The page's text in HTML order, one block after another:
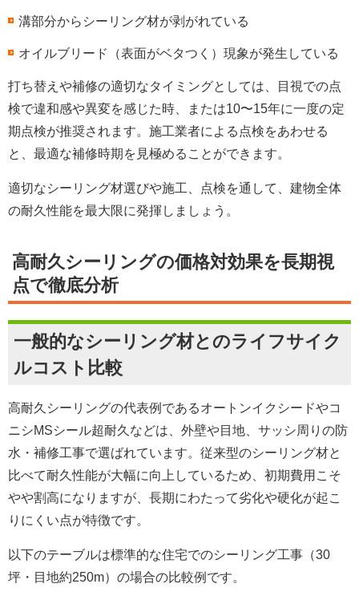
溝部分からシーリング材が剥がれている
オイルブリード（表面がベタつく）現象が発生している
打ち替えや補修の適切なタイミングとしては、目視での点
検で違和感や異変を感じた時、または10〜15年に一度の定
期点検が推奨されます。施工業者による点検をあわせる
と、最適な補修時期を見極めることができます。
適切なシーリング材選びや施工、点検を通して、建物全体
の耐久性能を最大限に発揮しましょう。
高耐久シーリングの価格対効果を長期視
点で徹底分析
一般的なシーリング材とのライフサイク
ルコスト比較
高耐久シーリングの代表例であるオートンイクシードやコ
ニシMSシール超耐久などは、外壁や目地、サッシ周りの防
水・補修工事で選ばれています。従来型のシーリング材と
比べて耐久性能が大幅に向上しているため、初期費用こそ
やや割高になりますが、長期にわたって劣化や硬化が起こ
りにくい点が特徴です。
以下のテーブルは標準的な住宅でのシーリング工事（30
坪・目地約250m）の場合の比較例です。